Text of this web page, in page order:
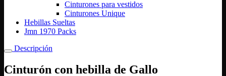
Cinturones para vestidos
Cinturones Unique
Hebillas Sueltas
Jmn 1970 Packs
Descripción
Cinturón con hebilla de Gallo